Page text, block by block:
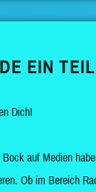
EIN
Dich!
Bock auf Medien
Ob im Bereich